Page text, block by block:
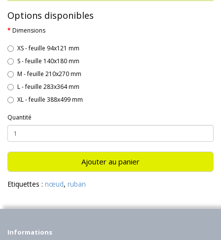
Options disponibles
Dimensions
XS - feuille 94x121 mm
S - feuille 140x180 mm
M - feuille 210x270 mm
L - feuille 283x364 mm
XL - feuille 388x499 mm
Quantité
Ajouter au panier
Etiquettes : nœud, ruban
Informations